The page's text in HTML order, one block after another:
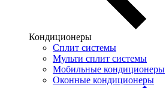
Кондиционеры
Сплит системы
Мульти сплит системы
Мобильные кондиционеры
Оконные кондиционеры